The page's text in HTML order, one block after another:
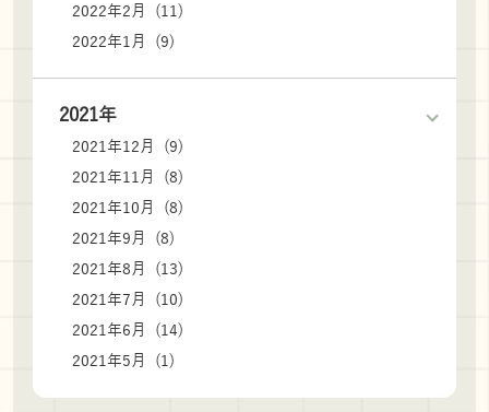
2022年2月 (11)
2022年1月 (9)
2021年
2021年12月 (9)
2021年11月 (8)
2021年10月 (8)
2021年9月 (8)
2021年8月 (13)
2021年7月 (10)
2021年6月 (14)
2021年5月 (1)